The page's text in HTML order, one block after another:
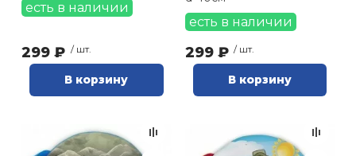
есть в наличии
299 ₽ / шт.
В корзину
есть в наличии
299 ₽ / шт.
В корзину